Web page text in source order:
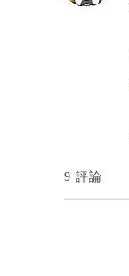
9 評論